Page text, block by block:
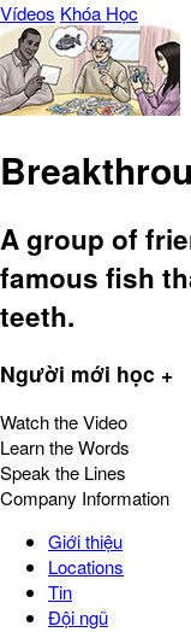
Vídeos Khóa Học
A group of
famous fish
teeth.
Người mới học +
Watch the Video
Learn the Words
Speak the Lines
Company Information
Giới thiệu
Locations
Tin
Đội ngũ